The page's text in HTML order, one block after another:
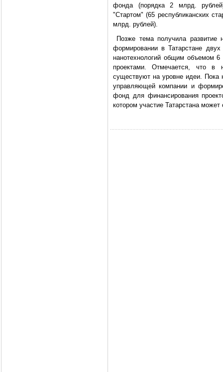
фонда (порядка 2 млрд.
"Стартом" (65 республиканских
млрд. рублей).
Позже тема получила
формировании в Татарстане
нанотехнологий общим объемом
проектами. Отмечается, что в
существуют на уровне идеи. Пока
управляющей компании и
фонд для финансирования
котором участие Татарстана может